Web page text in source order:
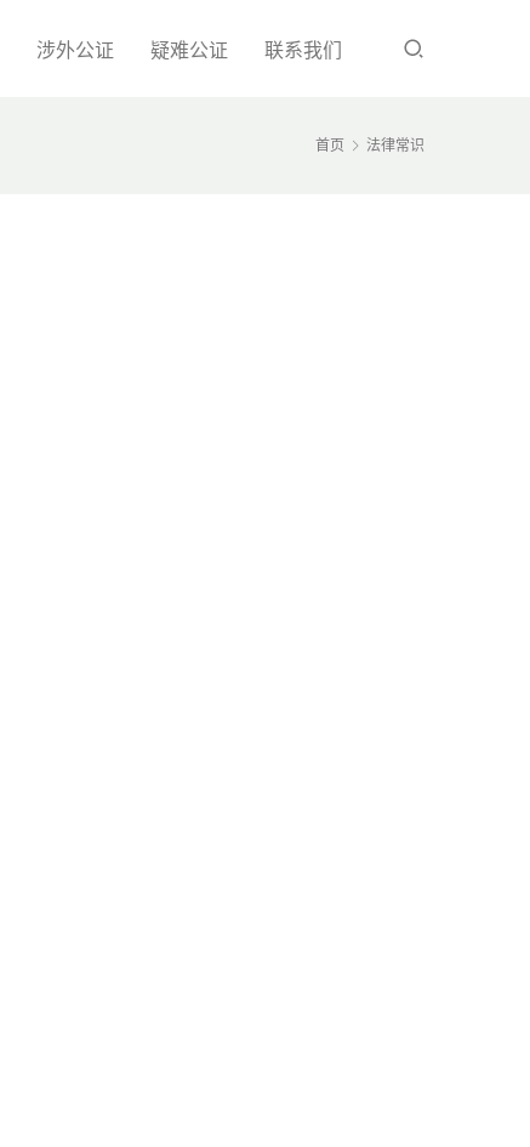
涉外公证 疑难公证 联系我们
首页 法律常识